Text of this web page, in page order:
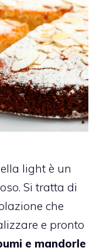
light è un
Si tratta di
che
e pronto
e mandorle